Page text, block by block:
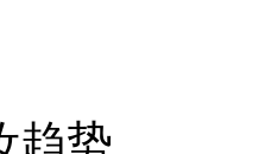
趋势